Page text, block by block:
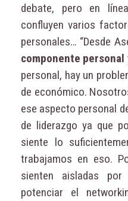
debate, pero en
confluyen varios
personales… “Desde
componente personal
personal, hay un
de económico.
ese aspecto personal
de liderazgo ya que
siente lo
trabajamos en eso.
sienten aisladas
potenciar el